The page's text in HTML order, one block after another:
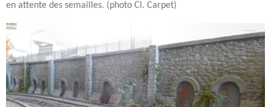
en attente des semailles. (photo Cl. Carpet)